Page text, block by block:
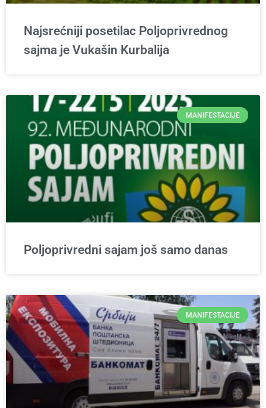
Najsrećniji posetilac Poljoprivrednog
sajma je Vukašin Kurbalija
MANIFESTACIJE
Poljoprivredni sajam još samo danas
MANIFESTACIJE